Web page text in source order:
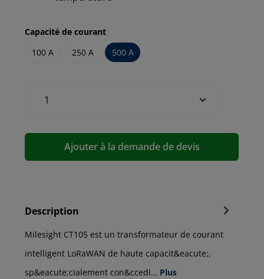
Capacité de courant
100 A
250 A 500 A
Ajouter à la demande de devis
Description
Milesight CT105 est un transformateur de courant
intelligent LoRaWAN de haute capacit&eacute;,
sp&eacute;cialement con&ccedi… Plus